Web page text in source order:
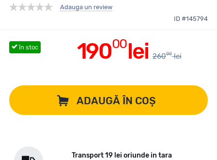
Adauga un review
ID #145794
19000lei 26000 lei
în stoc
ADAUGĂ ÎN COȘ
Transport 19 lei oriunde in tara